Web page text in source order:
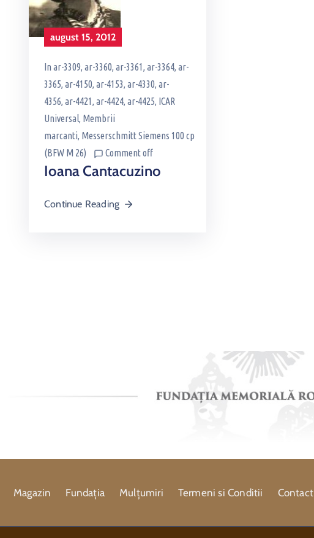
august 15, 2012
In ar-3309‚ ar-3360‚ ar-3361‚ ar-3364‚ ar-
3365‚ ar-4150‚ ar-4153‚ ar-4330‚ ar-
4356‚ ar-4421‚ ar-4424‚ ar-4425‚ ICAR
Universal‚ Membrii
marcanti‚ Messerschmitt Siemens 100 cp
(BFW M 26)
Comment off
Ioana Cantacuzino
Continue Reading
Magazin Fundația Mulțumiri Termeni si Conditii Contact